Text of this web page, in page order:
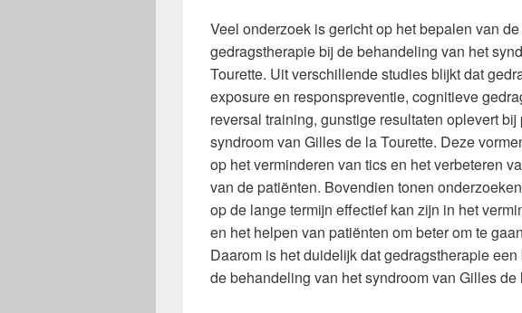
Veel onderzoek is gericht op het bepalen van
gedragstherapie bij de behandeling van het
Tourette. Uit verschillende studies blijkt dat
exposure en responspreventie, cognitieve
reversal training, gunstige resultaten oplevert bij
syndroom van Gilles de la Tourette. Deze
op het verminderen van tics en het verbeteren
van de patiënten. Bovendien tonen
op de lange termijn effectief kan zijn in het
en het helpen van patiënten om beter om te
Daarom is het duidelijk dat gedragstherapie
de behandeling van het syndroom van Gilles de